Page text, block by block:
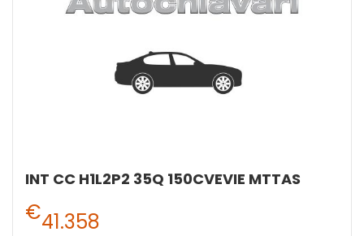
INT CC H1L2P2 35Q 150CVEVIE MTTAS
€41.358